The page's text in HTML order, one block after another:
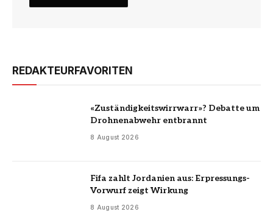
REDAKTEURFAVORITEN
«Zuständigkeitswirrwarr»? Debatte um
Drohnenabwehr entbrannt
8 August 2026
Fifa zahlt Jordanien aus: Erpressungs-
Vorwurf zeigt Wirkung
8 August 2026